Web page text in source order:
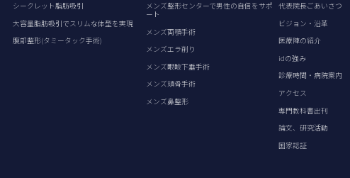
シークレット脂肪吸引
大容量脂肪吸引でスリムな体型を実現
腹部整形(タミータック手術)
メンズ整形センターで男性の自信をサポ
ート
メンズ両顎手術
メンズエラ削り
メンズ眼瞼下垂手術
メンズ頬骨手術
メンズ鼻整形
代表院長ごあいさつ
ビジョン・沿革
医療陣の紹介
idの強み
診療時間・病院案内
アクセス
専門教科書出刊
論文、研究活動
国家認証